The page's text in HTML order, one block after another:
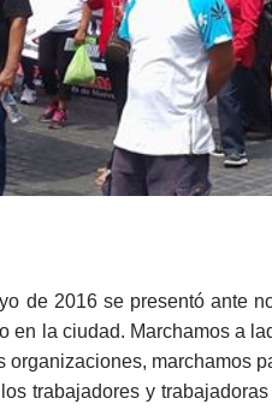
de 2016 se presentó ante
en la ciudad. Marchamos a
organizaciones, marchamos
trabajadores y